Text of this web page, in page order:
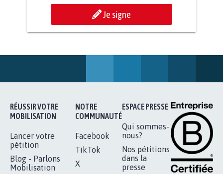
Je signe
AGRESSION DE MON FILS THÉO :
SOYONS TOUS MOBILISÉS...